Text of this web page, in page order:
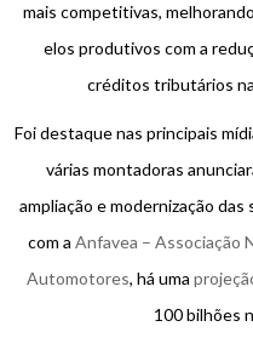
mais competitivas,
elos produtivos com a
créditos tributários
Foi destaque nas principais
várias montadoras
ampliação e modernização
com a Anfavea – Associação
Automotores, há uma
100 bilhões